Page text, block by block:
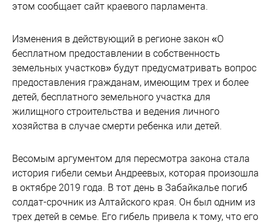
этом сообщает сайт краевого парламента.
Изменения в действующий в регионе закон «О
бесплатном предоставлении в собственность
земельных участков» будут предусматривать вопрос
предоставления гражданам, имеющим трех и более
детей, бесплатного земельного участка для
жилищного строительства и ведения личного
хозяйства в случае смерти ребенка или детей.
Весомым аргументом для пересмотра закона стала
история гибели семьи Андреевых, которая произошла
в октябре 2019 года. В тот день в Забайкалье погиб
солдат-срочник из Алтайского края. Он был одним из
трех детей в семье. Его гибель привела к тому, что его